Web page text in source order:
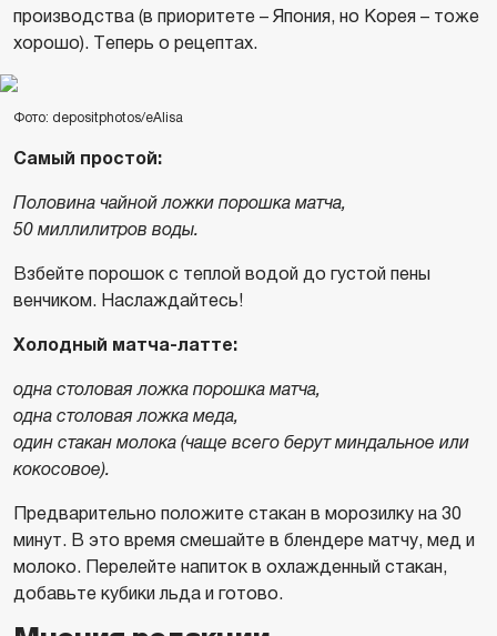
производства (в приоритете – Япония, но Корея – тоже
хорошо). Теперь о рецептах.
Фото: depositphotos/eAlisa
Самый простой:
Половина чайной ложки порошка матча,
50 миллилитров воды.
Взбейте порошок с теплой водой до густой пены
венчиком. Наслаждайтесь!
Холодный матча-латте:
одна столовая ложка порошка матча,
одна столовая ложка меда,
один стакан молока (чаще всего берут миндальное или
кокосовое).
Предварительно положите стакан в морозилку на 30
минут. В это время смешайте в блендере матчу, мед и
молоко. Перелейте напиток в охлажденный стакан,
добавьте кубики льда и готово.